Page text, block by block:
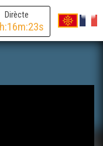
Dirècte
h:16m:23s